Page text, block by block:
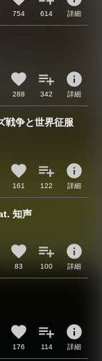
754 614 詳細
288 342
info
詳細
戦争と世界征服
161 122
info
詳細
知声
83 100
info
詳細
176 114
info
詳細